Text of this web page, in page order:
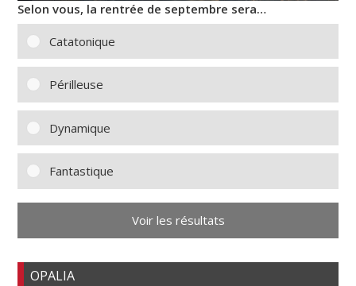
Selon vous, la rentrée de septembre sera…
Catatonique
Périlleuse
Dynamique
Fantastique
Voir les résultats
OPALIA